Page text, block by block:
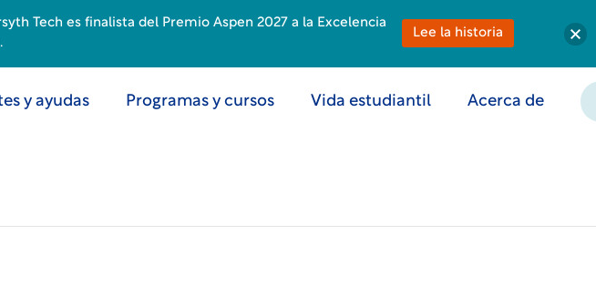
y ayudas Programas y cursos Vida estudiantil Acerca de
Tech es finalista del Premio Aspen 2027 a la Excelencia
Lee la historia